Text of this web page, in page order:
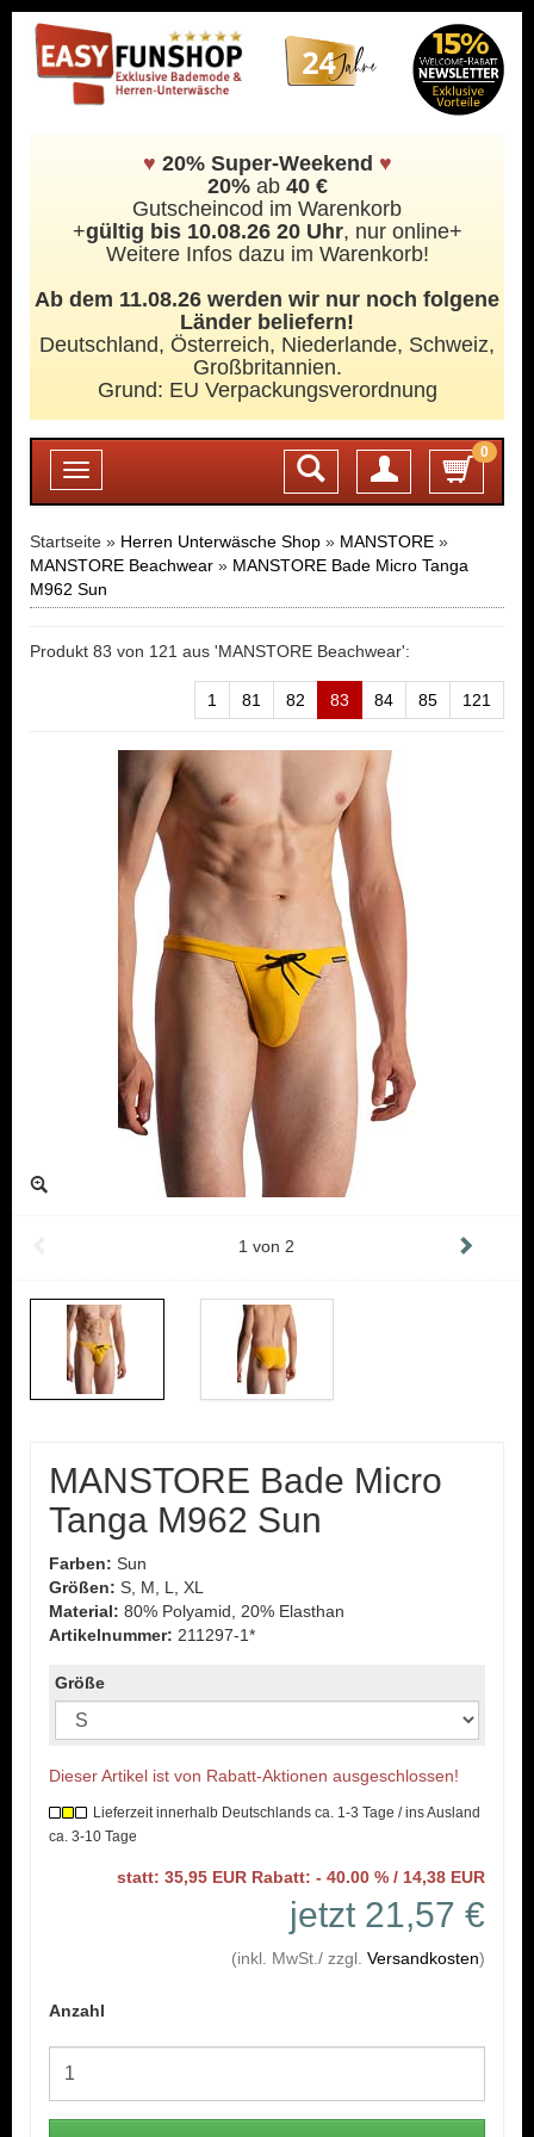
♥ 20% Super-Weekend ♥
20%ab 40 €
Gutscheincod im Warenkorb
+gültig bis 10.08.26 20 Uhr, nur online+
Weitere Infos dazu im Warenkorb!
Ab dem 11.08.26 werden wir nur noch folgene
Länder beliefern!
Deutschland, Österreich, Niederlande, Schweiz,
Großbritannien.
Grund: EU Verpackungsverordnung
Toggle
navigation
0
Login
Startseite » Herren Unterwäsche Shop » MANSTORE »
MANSTORE Beachwear » MANSTORE Bade Micro Tanga
M962 Sun
Produkt 83 von 121 aus 'MANSTORE Beachwear':
1 81 82 83 84 85 121
1 von 2
MANSTORE Bade Micro
Tanga M962 Sun
Farben: Sun
Größen: S, M, L, XL
Material: 80% Polyamid, 20% Elasthan
Artikelnummer: 211297-1*
Größe
Dieser Artikel ist von Rabatt-Aktionen ausgeschlossen!
Lieferzeit innerhalb Deutschlands ca. 1-3 Tage / ins Ausland
ca. 3-10 Tage
statt: 35,95 EUR Rabatt: - 40.00 % / 14,38 EUR
jetzt 21,57 €
(inkl. MwSt./ zzgl. Versandkosten)
Anzahl